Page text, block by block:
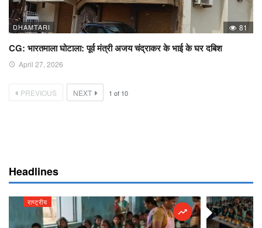
DHAMTARI 81
CG: भारतमाला घोटाला: पूर्व मंत्री अजय चंद्राकर के भाई के घर दबिश
April 27, 2026
PREVIOUS NEXT 1 of 10
Headlines
राष्ट्रीय राष्ट्रीय